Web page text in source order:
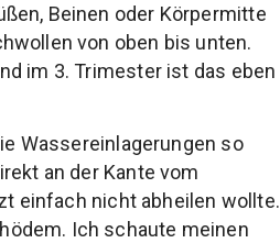
Beinen oder Körpermitte
von oben bis unten.
im 3. Trimester ist das eben
Wassereinlagerungen so
an der Kante vom
einfach nicht abheilen wollte.
Ich schaute meinen